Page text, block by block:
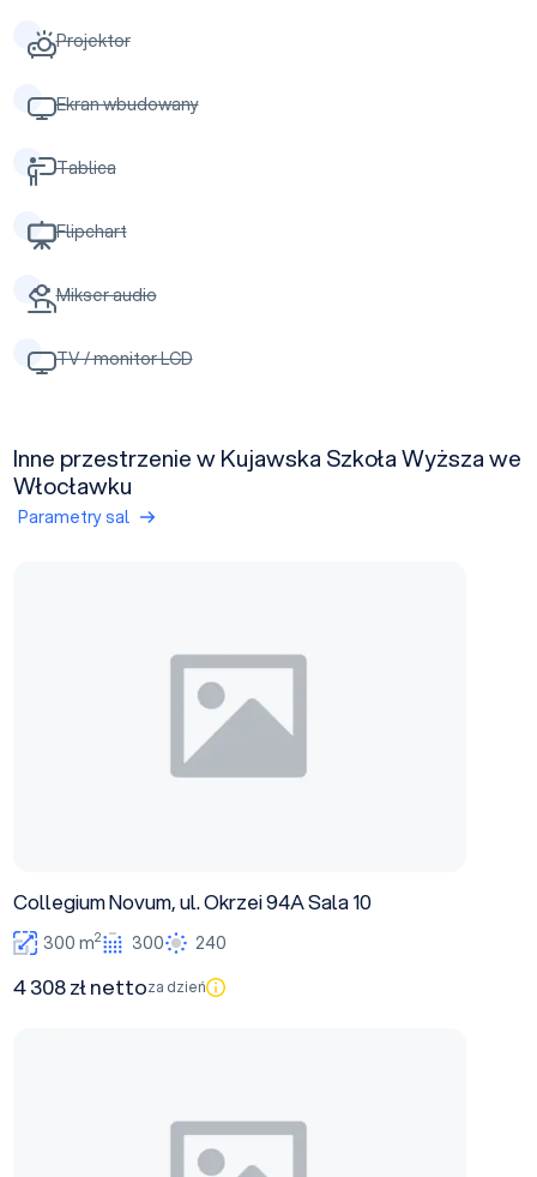
Projektor
Ekran wbudowany
Tablica
Flipchart
Mikser audio
TV / monitor LCD
Inne przestrzenie w Kujawska Szkoła Wyższa we
Włocławku
Parametry sal
Collegium Novum, ul. Okrzei 94A Sala 10
300 m2 300 240
4 308 zł nettoza dzień